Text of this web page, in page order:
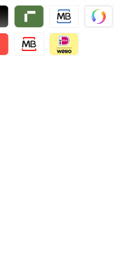
/ Überweisung
Kreditkarte
Multibanco